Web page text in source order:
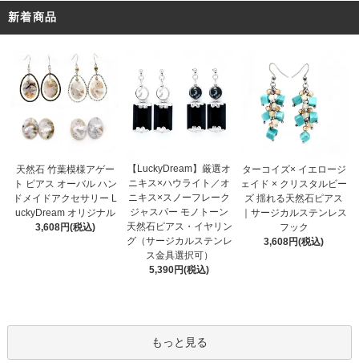
新着商品
天然石 竹葉模様アゲー
ト ピアス オーバル ハン
ドメイドアクセサリー L
uckyDream オリジナル
3,608円(税込)
【LuckyDream】厳選オ
ニキス×ハウライト／オ
ニキス×スノーフレーク
ジャスパー モノトーン
天然石ピアス・イヤリン
グ（サージカルステンレ
ス金具選択可）
5,390円(税込)
ターコイズ× イエロージ
ェイド × クリスタルビー
ズ 揺れる天然石ピアス
｜サージカルステンレス
フック
3,608円(税込)
もっと見る